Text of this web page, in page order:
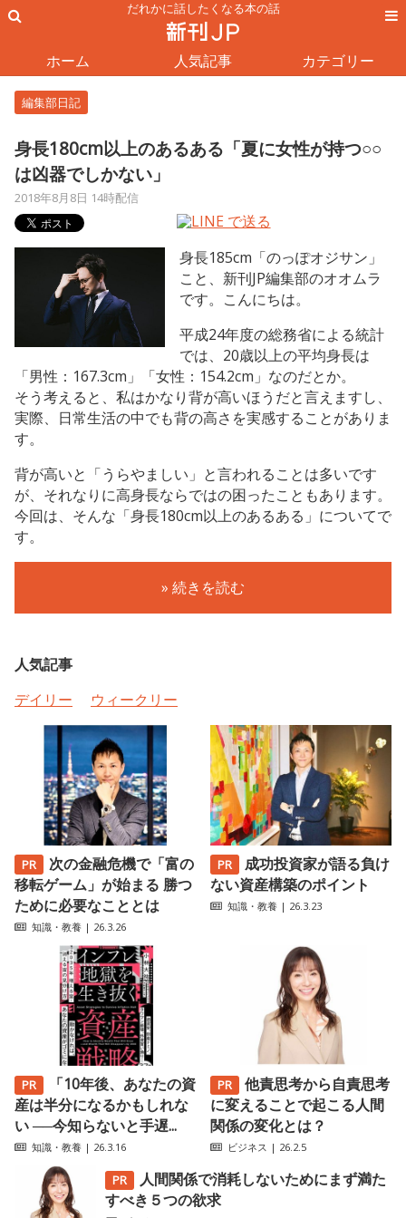
だれかに話したくなる本の話
ホーム 人気記事 カテゴリー
編集部日記
身長180cm以上のあるある「夏に女性が持つ○○
は凶器でしかない」
2018年8月8日 14時配信
身長185cm「のっぽオジサン」
こと、新刊JP編集部のオオムラ
です。こんにちは。
平成24年度の総務省による統計
では、20歳以上の平均身長は
「男性：167.3cm」「女性：154.2cm」なのだとか。
そう考えると、私はかなり背が高いほうだと言えますし、
実際、日常生活の中でも背の高さを実感することがありま
す。
背が高いと「うらやましい」と言われることは多いです
が、それなりに高身長ならではの困ったこともあります。
今回は、そんな「身長180cm以上のあるある」についてで
す。
» 続きを読む
人気記事
デイリー
ウィークリー
次の金融危機で「富の
移転ゲーム」が始まる 勝つ
ために必要なこととは
知識・教養 | 26.3.26
成功投資家が語る負け
ない資産構築のポイント
知識・教養 | 26.3.23
「10年後、あなたの資
産は半分になるかもしれな
い ──今知らないと手遅...
知識・教養 | 26.3.16
他責思考から自責思考
に変えることで起こる人間
関係の変化とは？
ビジネス | 26.2.5
人間関係で消耗しないためにまず満た
すべき５つの欲求